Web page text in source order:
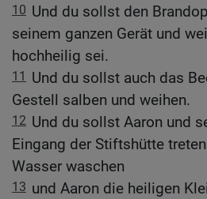
10 Und du sollst den
seinem ganzen Gerät und
hochheilig sei.
11
Und du sollst auch das
Gestell salben und weihen.
12 Und du sollst Aaron und
Eingang der Stiftshütte
Wasser waschen
13 und Aaron die heiligen